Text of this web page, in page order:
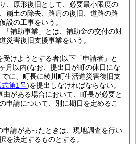
、原形復旧として、必要最小限度の
崩土の除去、路肩の復旧、道路の路
設の工事をいう。
「補助事業」とは、補助金の交付の対
災害復旧支援事業をいう。
受けようとする者(以下「申請者」と
月以内(なお、提出日が町の休日にな
でに、町長に綾川町生活道災害復旧支
式第1号)を提出しなければならない。
由がある場合において、町長が必要と
の申請について、別に期日を定めるこ
申請があったときは、現地調査を行い
を決定するものとする。